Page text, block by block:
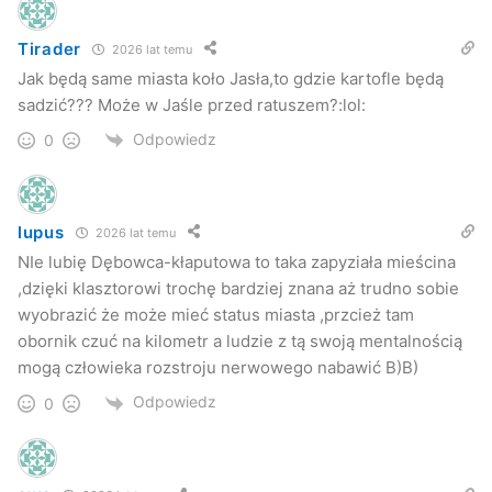
unijnych dla gminy wiejskiej, zyska część nowych
programów adresowanych wyłącznie do miast. Pozostaje
kwestia sporną, czy na zmianie statusu nie stracą osoby
korzystające z dotacji do gospodarstw rolnych?
Staniszewski. Wójt Dębowca dodaje również, że na
podstawie informacji uzyskanych z Kołaczyc odnośnie
funkcjonowania miasta, przedstawi mieszkańcom Dębowca
wszystkie za i przeciw bycia miastem.
Mieszkańcy zdecydują w referendum
Władze Dębowca na spotkaniu wiejskim, które
pomysł wystąpienia z wnioskiem o przywrócenie praw
miejskich do wojewody.
Tirader 2026 lat temu
Jak będą same miasta koło Jasła,to gdzie kartofle będą
sadzić??? Może w Jaśle przed ratuszem?:lol:
0 Odpowiedz
lupus 2026 lat temu
NIe lubię Dębowca-kłaputowa to taka zapyziała mieścina
,dzięki klasztorowi trochę bardziej znana aż trudno sobie
wyobrazić że może mieć status miasta ,przcież tam
obornik czuć na kilometr a ludzie z tą swoją mentalnością
mogą człowieka rozstroju nerwowego nabawić B)B)
0 Odpowiedz